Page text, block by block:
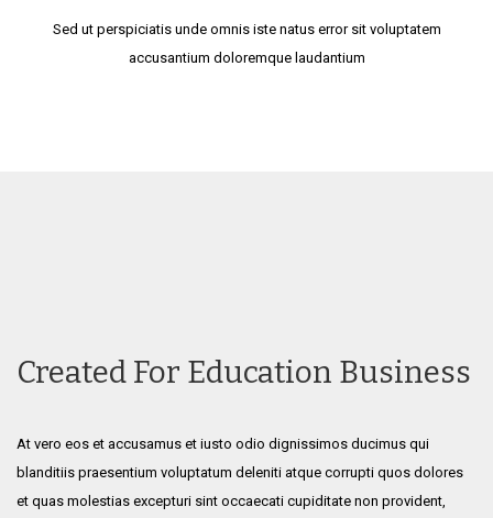
Sed ut perspiciatis unde omnis iste natus error sit voluptatem
accusantium doloremque laudantium
Created For Education Business
At vero eos et accusamus et iusto odio dignissimos ducimus qui
blanditiis praesentium voluptatum deleniti atque corrupti quos dolores
et quas molestias excepturi sint occaecati cupiditate non provident,